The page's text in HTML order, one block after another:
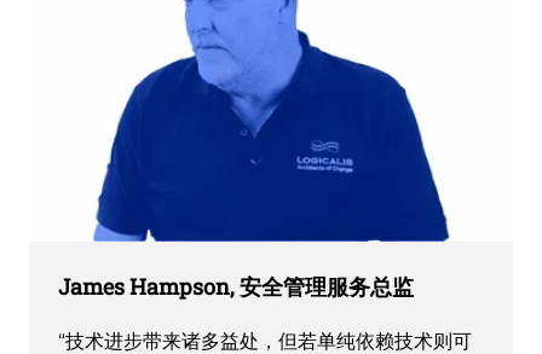
James Hampson, 安全管理服务总监
“技术进步带来诸多益处，但若单纯依赖技术则可